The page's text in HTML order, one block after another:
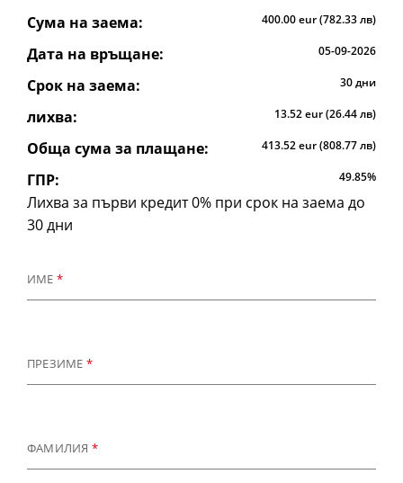
Обобщени
параметри
на
кредит
Сума на заема: 400.00 eur (782.33 лв)
Дата на връщане: 05-09-2026
Срок на заема: 30 дни
лихва: 13.52 eur (26.44 лв)
Обща сума за плащане: 413.52 eur (808.77 лв)
ГПР: 49.85%
Лихва за първи кредит 0% при срок на заема до
30 дни
ИМЕ *
ПРЕЗИМЕ *
ФАМИЛИЯ *